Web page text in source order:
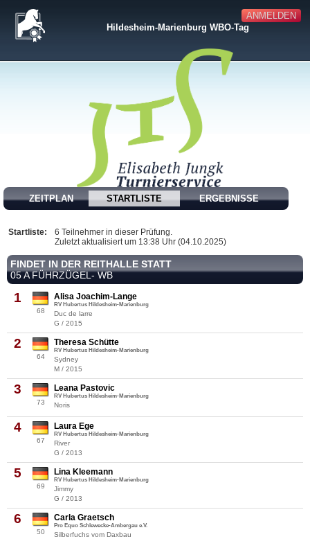
ANMELDEN
Hildesheim-Marienburg WBO-Tag
ZEITPLAN STARTLISTE ERGEBNISSE
Startliste:
6 Teilnehmer in dieser Prüfung.
Zuletzt aktualisiert um 13:38 Uhr (04.10.2025)
FINDET IN DER REITHALLE STATT
05 A FÜHRZÜGEL- WB
1
68
Alisa Joachim-Lange
RV Hubertus Hildesheim-Marienburg
Duc de larre
G / 2015
2
64
Theresa Schütte
RV Hubertus Hildesheim-Marienburg
Sydney
M / 2015
3
73
Leana Pastovic
RV Hubertus Hildesheim-Marienburg
Noris
4
67
Laura Ege
RV Hubertus Hildesheim-Marienburg
River
G / 2013
5
69
Lina Kleemann
RV Hubertus Hildesheim-Marienburg
Jimmy
G / 2013
6
50
Carla Graetsch
Pro Equo Schlewecke-Ambergau e.V.
Silberfuchs vom Daxbau